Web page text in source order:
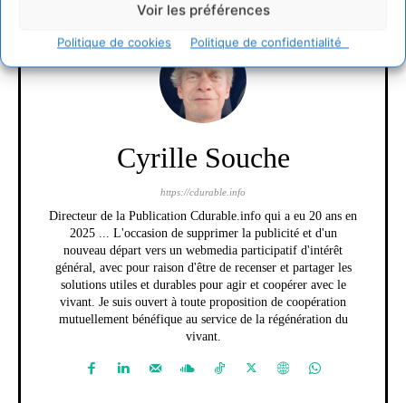
Voir les préférences
Politique de cookies Politique de confidentialité
Cyrille Souche
https://cdurable.info
Directeur de la Publication Cdurable.info qui a eu 20 ans en
2025 ... L'occasion de supprimer la publicité et d'un
nouveau départ vers un webmedia participatif d'intérêt
général, avec pour raison d'être de recenser et partager les
solutions utiles et durables pour agir et coopérer avec le
vivant. Je suis ouvert à toute proposition de coopération
mutuellement bénéfique au service de la régénération du
vivant.